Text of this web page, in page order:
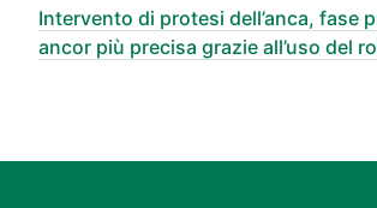
Intervento di protesi dell’anca, fase
ancor più precisa grazie all’uso del